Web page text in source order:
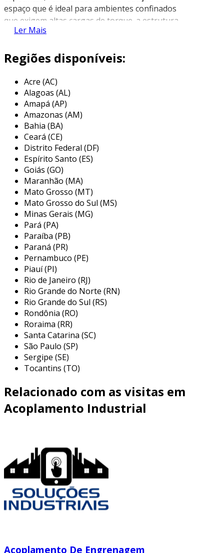
espaço que é ideal para ambientes confinados
que exigem altas cargas de torque. a estrutura
dos acoplamentos g, que é torsionalmente
em formato tríplice crown, sendo capaz de
compensar desalinhamentos angulares, radiais
e axiais. esses acoplamentos são especialmente
indicados para instalações na saída de
redutores, garantindo melhorias significativas
na operação.
a acopmax acoplamentos é uma fornecedora
inovadora, recém-criada e comprometida em
atender a diversas indústrias e fábricas com a
oferta de acoplamentos de qualidade. embora
seja uma empresa nova, a equipe no setor
comercial acumula mais de uma década de
experiência no mercado, garantindo um
atendimento diferenciado e eficaz. com foco na
satisfação do cliente, buscam desenvolver
soluções que atendam às necessidades
específicas de cada projeto, sempre mantendo
padrões de qualidade e confiabilidade nos
produtos.
Ler Mais
Regiões disponíveis:
Acre (AC)
Alagoas (AL)
Amapá (AP)
Amazonas (AM)
Bahia (BA)
Ceará (CE)
Distrito Federal (DF)
Espírito Santo (ES)
Goiás (GO)
Maranhão (MA)
Mato Grosso (MT)
Mato Grosso do Sul (MS)
Minas Gerais (MG)
Pará (PA)
Paraíba (PB)
Paraná (PR)
Pernambuco (PE)
Piauí (PI)
Rio de Janeiro (RJ)
Rio Grande do Norte (RN)
Rio Grande do Sul (RS)
Rondônia (RO)
Roraima (RR)
Santa Catarina (SC)
São Paulo (SP)
Sergipe (SE)
Tocantins (TO)
Relacionado com as visitas em
Acoplamento Industrial
Acoplamento De Engrenagem